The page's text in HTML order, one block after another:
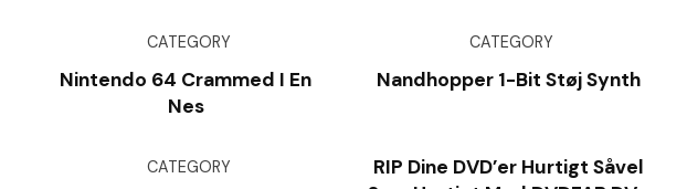
CATEGORY
Nintendo 64 Crammed I En
Nes
CATEGORY
Nandhopper 1-Bit Støj Synth
CATEGORY
RIP Dine DVD’er Hurtigt Såvel